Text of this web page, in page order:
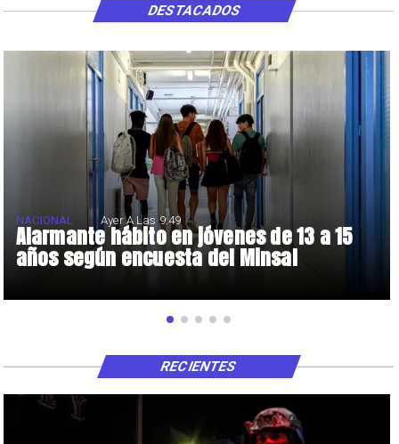
Alarmante hábito en jóvenes de 13 a 15
años según encuesta del Minsal
NACIONAL Ayer A Las 9:49
DESTACADOS
RECIENTES